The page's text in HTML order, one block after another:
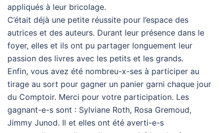
appliqués à leur bricolage.
C’était déjà une petite réussite pour l’espace des
autrices et des auteurs. Durant leur présence dans le
foyer, elles et ils ont pu partager longuement leur
passion des livres avec les petits et les grands.
Enfin, vous avez été nombreu-x-ses à participer au
tirage au sort pour gagner un panier garni chaque jour
du Comptoir. Merci pour votre participation. Les
gagnant-e-s sont : Sylviane Roth, Rosa Gremoud,
Jimmy Junod. Il et elles ont été averti-e-s